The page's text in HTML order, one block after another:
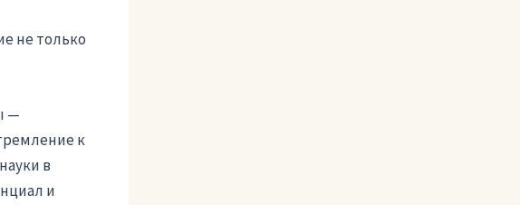
не только
—
к
в
и